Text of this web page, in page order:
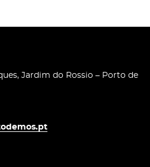
Jardim do Rossio – Porto de